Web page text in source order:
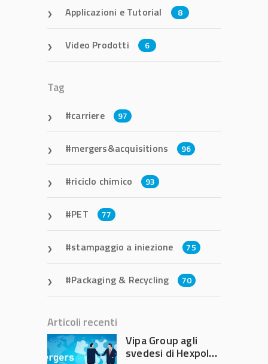
Applicazioni e Tutorial 8
Video Prodotti 6
Tag
carriere 97
mergers&acquisitions 96
riciclo chimico 93
PET 77
stampaggio a iniezione 75
Packaging & Recycling 70
Articoli recenti
Vipa Group agli
svedesi di Hexpol